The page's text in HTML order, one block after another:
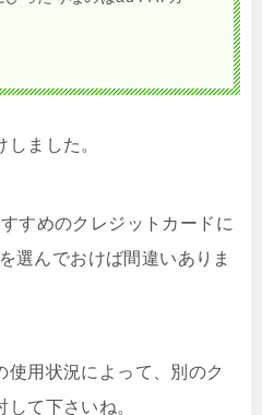
ました。
すめのクレジットカードに
選んでおけば間違いありま
使用状況によって、別のク
て下さいね。